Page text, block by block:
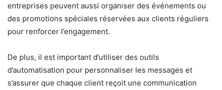
entreprises peuvent aussi organiser des événements ou
des promotions spéciales réservées aux clients réguliers
pour renforcer l’engagement.
De plus, il est important d’utiliser des outils
d’automatisation pour personnaliser les messages et
s’assurer que chaque client reçoit une communication